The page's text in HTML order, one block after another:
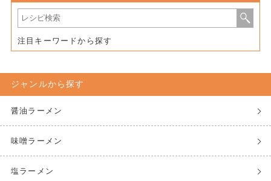
注目キーワードから探す
ジャンルから探す
醤油ラーメン
味噌ラーメン
塩ラーメン